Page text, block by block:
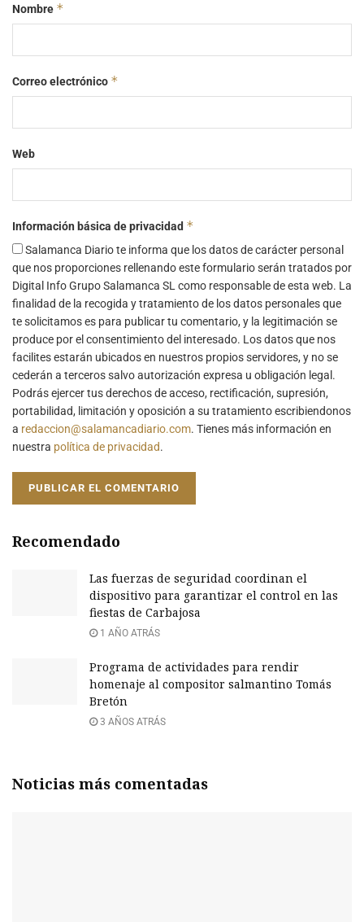
Nombre *
Correo electrónico *
Web
Información básica de privacidad *
Salamanca Diario te informa que los datos de carácter personal
que nos proporciones rellenando este formulario serán tratados por
Digital Info Grupo Salamanca SL como responsable de esta web. La
finalidad de la recogida y tratamiento de los datos personales que
te solicitamos es para publicar tu comentario, y la legitimación se
produce por el consentimiento del interesado. Los datos que nos
facilites estarán ubicados en nuestros propios servidores, y no se
cederán a terceros salvo autorización expresa u obligación legal.
Podrás ejercer tus derechos de acceso, rectificación, supresión,
portabilidad, limitación y oposición a su tratamiento escribiendonos
a redaccion@salamancadiario.com. Tienes más información en
nuestra política de privacidad.
Recomendado
Las fuerzas de seguridad coordinan el
dispositivo para garantizar el control en las
fiestas de Carbajosa
1 AÑO ATRÁS
Programa de actividades para rendir
homenaje al compositor salmantino Tomás
Bretón
3 AÑOS ATRÁS
Noticias más comentadas